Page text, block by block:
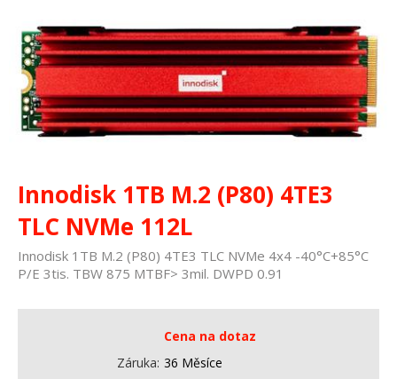
Innodisk 1TB M.2 (P80) 4TE3
TLC NVMe 112L
Innodisk 1TB M.2 (P80) 4TE3 TLC NVMe 4x4 -40°C+85°C
P/E 3tis. TBW 875 MTBF> 3mil. DWPD 0.91
Cena na dotaz
Záruka 36 Měsíce